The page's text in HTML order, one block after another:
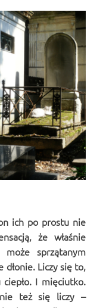
ich po prostu nie
że właśnie
sprzątanym
dłonie. Liczy się to,
I mięciutko.
też się liczy –